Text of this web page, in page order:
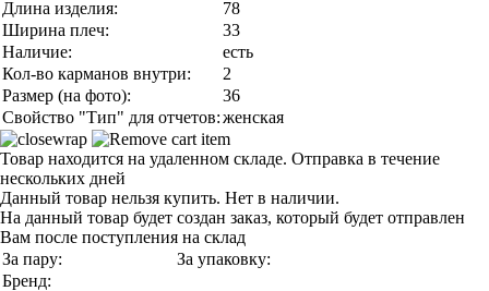
Длина изделия:
78
Ширина плеч:
33
Наличие:
есть
Кол-во карманов внутри:
2
Размер (на фото):
36
Свойство "Тип" для отчетов:женская
Товар находится на удаленном складе. Отправка в течение
нескольких дней
Данный товар нельзя купить. Нет в наличии.
На данный товар будет создан заказ, который будет отправлен
Вам после поступления на склад
За пару:
За упаковку:
Бренд: